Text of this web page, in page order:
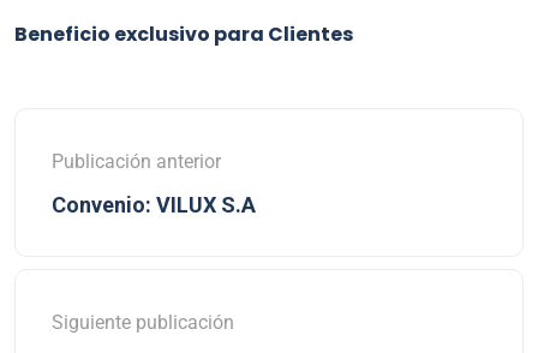
Beneficio exclusivo para Clientes
Publicación anterior
Convenio: VILUX S.A
Siguiente publicación